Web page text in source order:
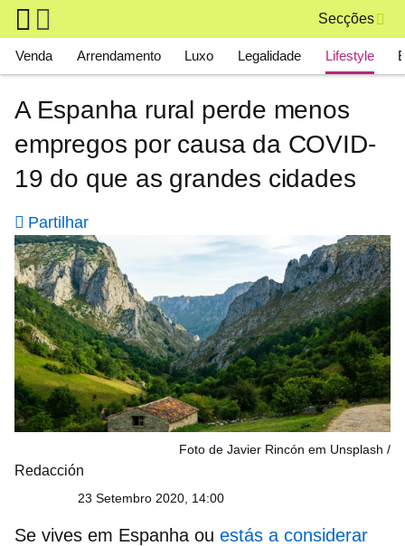
Skip to main content
Secções
Main navigation
Venda Arrendamento Luxo Legalidade Lifestyle
A Espanha rural perde menos
empregos por causa da COVID-
19 do que as grandes cidades
Partilhar
Foto de Javier Rincón em Unsplash
Redacción
23 Setembro 2020, 14:00
Se vives em Espanha ou estás a considerar